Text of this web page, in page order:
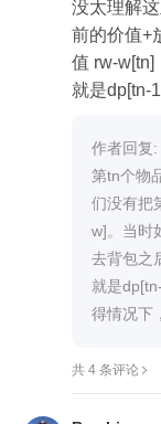
return
没太理解
前的价值+
值 rw-w[tn]
就是dp[tn-
作者回复
第tn个物
们没有把
w]。当时
去背包之
就是
得情况下
共 4 条评论